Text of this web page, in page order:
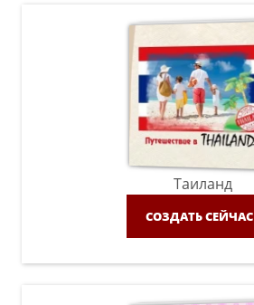
Таиланд
СОЗДАТЬ СЕЙЧАС